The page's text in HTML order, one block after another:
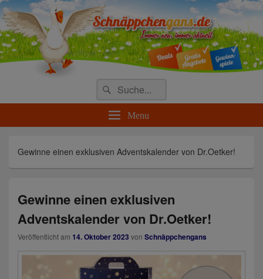
Täglich die besten Gewinnspiele
und Angebote
Search
for:
Suche
Menu
Gewinne einen exklusiven Adventskalender von Dr.Oetker!
Gewinne einen exklusiven
Adventskalender von Dr.Oetker!
Veröffentlicht am 14. Oktober 2023 von Schnäppchengans